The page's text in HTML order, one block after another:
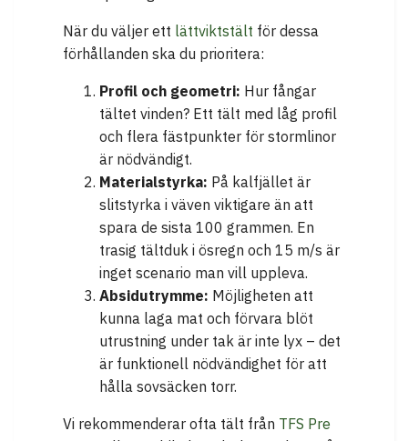
När du väljer ett lättviktstält för dessa
förhållanden ska du prioritera:
Profil och geometri: Hur fångar
tältet vinden? Ett tält med låg profil
och flera fästpunkter för stormlinor
är nödvändigt.
Materialstyrka: På kalfjället är
slitstyrka i väven viktigare än att
spara de sista 100 grammen. En
trasig tältduk i ösregn och 15 m/s är
inget scenario man vill uppleva.
Absidutrymme: Möjligheten att
kunna laga mat och förvara blöt
utrustning under tak är inte lyx – det
är funktionell nödvändighet för att
hålla sovsäcken torr.
Vi rekommenderar ofta tält från TFS Pre